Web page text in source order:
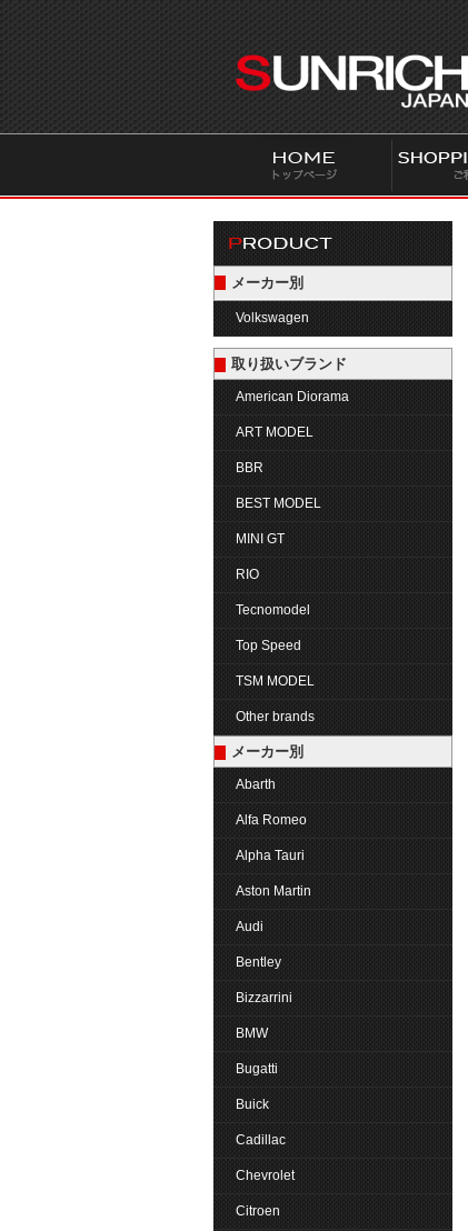
U
N
I
J
A
A
メーカー別
Volkswagen
取り扱いブランド
American Diorama
ART MODEL
BBR
BEST MODEL
MINI GT
RIO
Tecnomodel
Top Speed
TSM MODEL
Other brands
メーカー別
Abarth
Alfa Romeo
Alpha Tauri
Aston Martin
Audi
Bentley
Bizzarrini
BMW
Bugatti
Buick
Cadillac
Chevrolet
Citroen